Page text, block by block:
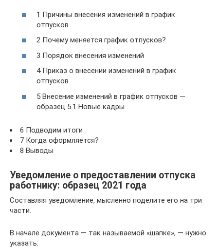
1 Причины внесения изменений в график
отпусков
2 Почему меняется график отпусков?
3 Порядок внесения изменений
4 Приказ о внесении изменений в график
отпусков
5 Внесение изменений в график отпусков —
образец 5.1 Новые кадры
6 Подводим итоги
7 Когда оформляется?
8 Выводы
Уведомление о предоставлении отпуска
работнику: образец 2021 года
Составляя уведомление, мысленно поделите его на три
части.
В начале документа — так называемой «шапке», — нужно
указать: